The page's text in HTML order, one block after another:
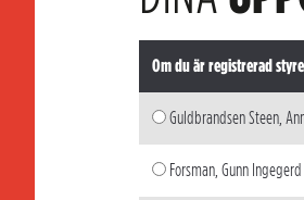
Om du är registrerad
Guldbrandsen Steen,
Forsman, Gunn